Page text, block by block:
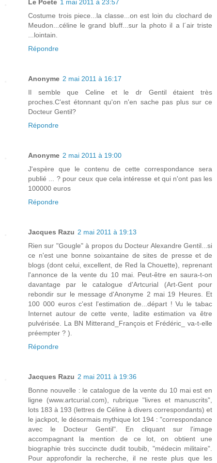
Le Poete 1 mai 2011 à 23:57
Costume trois piece...la classe...on est loin du clochard de
Meudon...céline le grand bluff...sur la photo il a l´air triste
...lointain.
Répondre
Anonyme 2 mai 2011 à 16:17
Il semble que Celine et le dr Gentil étaient très
proches.C'est étonnant qu'on n'en sache pas plus sur ce
Docteur Gentil?
Répondre
Anonyme 2 mai 2011 à 19:00
J'espère que le contenu de cette correspondance sera
publié ... ? pour ceux que cela intéresse et qui n'ont pas les
100000 euros
Répondre
Jacques Razu 2 mai 2011 à 19:13
Rien sur "Gougle" à propos du Docteur Alexandre Gentil...si
ce n'est une bonne soixantaine de sites de presse et de
blogs (dont celui, excellent, de Red la Chouette), reprenant
l'annonce de la vente du 10 mai. Peut-être en saura-t-on
davantage par le catalogue d'Artcurial (Art-Gent pour
rebondir sur le message d'Anonyme 2 mai 19 Heures. Et
100 000 euros c'est l'estimation de...départ ! Vu le tabac
Internet autour de cette vente, ladite estimation va être
pulvérisée. La BN Mitterand_François et Frédéric_ va-t-elle
préempter ? ).
Répondre
Jacques Razu 2 mai 2011 à 19:36
Bonne nouvelle : le catalogue de la vente du 10 mai est en
ligne (www.artcurial.com), rubrique "livres et manuscrits",
lots 183 à 193 (lettres de Céline à divers correspondants) et
le jackpot, le désormais mythique lot 194 : "correspondance
avec le Docteur Gentil". En cliquant sur l'image
accompagnant la mention de ce lot, on obtient une
biographie très succincte dudit toubib, "médecin militaire".
Pour approfondir la recherche, il ne reste plus que les